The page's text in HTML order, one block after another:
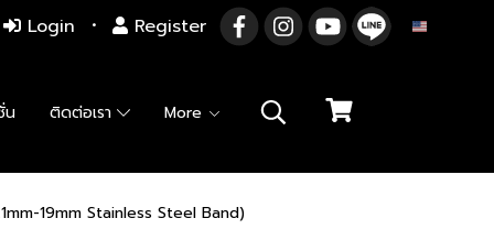
Login Register
น ติดต่อเรา More
19mm Stainless Steel Band)